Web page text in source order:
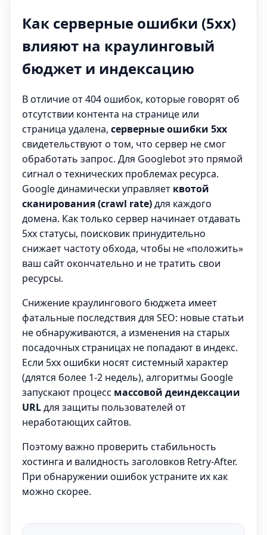
Как серверные ошибки (5xx)
влияют на краулинговый
бюджет и индексацию
В отличие от 404 ошибок, которые говорят об
отсутствии контента на странице или
страница удалена, серверные ошибки 5xx
свидетельствуют о том, что сервер не смог
обработать запрос. Для Googlebot это прямой
сигнал о технических проблемах ресурса.
Google динамически управляет квотой
сканирования (crawl rate)для каждого
домена. Как только сервер начинает отдавать
5xx статусы, поисковик принудительно
снижает частоту обхода, чтобы не «положить»
ваш сайт окончательно и не тратить свои
ресурсы.
Снижение краулингового бюджета имеет
фатальные последствия для SEO: новые статьи
не обнаруживаются, а изменения на старых
посадочных страницах не попадают в индекс.
Если 5xx ошибки носят системный характер
(длятся более 1-2 недель), алгоритмы Google
запускают процесс массовой деиндексации
URLдля защиты пользователей от
неработающих сайтов.
Поэтому важно проверить стабильность
хостинга и валидность заголовков Retry-After.
При обнаружении ошибок устраните их как
можно скорее.